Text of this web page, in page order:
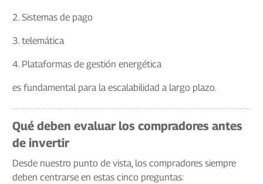
2. Sistemas de pago
3. telemática
4. Plataformas de gestión energética
es fundamental para la escalabilidad a largo plazo.
Qué deben evaluar los compradores antes
de invertir
Desde nuestro punto de vista, los compradores siempre
deben centrarse en estas cinco preguntas: